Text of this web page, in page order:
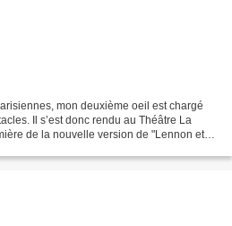
mon deuxième oeil est chargé
Il s’est donc rendu au Théâtre La
de la nouvelle version de "Lennon et